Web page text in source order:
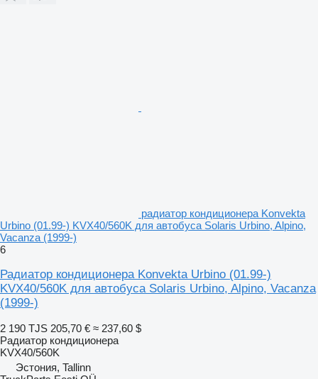
радиатор кондиционера Konvekta
Urbino (01.99-) KVX40/560K для автобуса Solaris Urbino, Alpino,
Vacanza (1999-)
6
Радиатор кондиционера Konvekta Urbino (01.99-)
KVX40/560K для автобуса Solaris Urbino, Alpino, Vacanza
(1999-)
2 190 TJS 205,70 € ≈ 237,60 $
Радиатор кондиционера
KVX40/560K
Эстония, Tallinn